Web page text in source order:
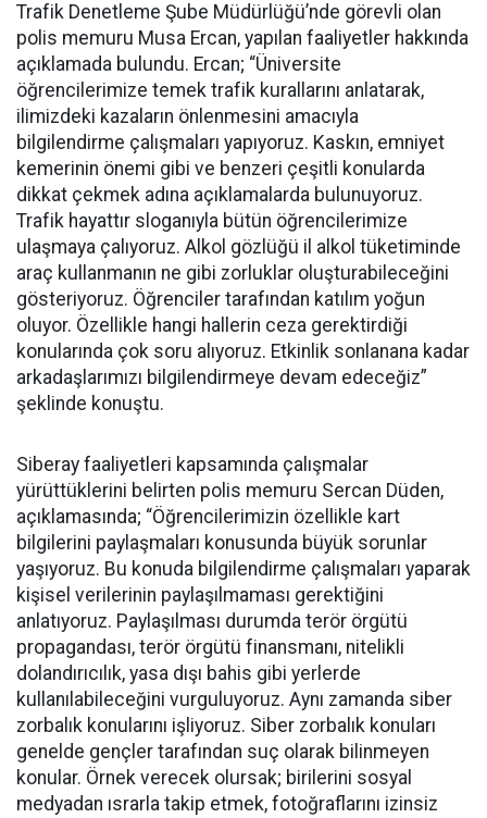
Trafik Denetleme Şube Müdürlüğü’nde görevli olan
polis memuru Musa Ercan, yapılan faaliyetler hakkında
açıklamada bulundu. Ercan; “Üniversite
öğrencilerimize temek trafik kurallarını anlatarak,
ilimizdeki kazaların önlenmesini amacıyla
bilgilendirme çalışmaları yapıyoruz. Kaskın, emniyet
kemerinin önemi gibi ve benzeri çeşitli konularda
dikkat çekmek adına açıklamalarda bulunuyoruz.
Trafik hayattır sloganıyla bütün öğrencilerimize
ulaşmaya çalıyoruz. Alkol gözlüğü il alkol tüketiminde
araç kullanmanın ne gibi zorluklar oluşturabileceğini
gösteriyoruz. Öğrenciler tarafından katılım yoğun
oluyor. Özellikle hangi hallerin ceza gerektirdiği
konularında çok soru alıyoruz. Etkinlik sonlanana kadar
arkadaşlarımızı bilgilendirmeye devam edeceğiz”
şeklinde konuştu.
Siberay faaliyetleri kapsamında çalışmalar
yürüttüklerini belirten polis memuru Sercan Düden,
açıklamasında; “Öğrencilerimizin özellikle kart
bilgilerini paylaşmaları konusunda büyük sorunlar
yaşıyoruz. Bu konuda bilgilendirme çalışmaları yaparak
kişisel verilerinin paylaşılmaması gerektiğini
anlatıyoruz. Paylaşılması durumda terör örgütü
propagandası, terör örgütü finansmanı, nitelikli
dolandırıcılık, yasa dışı bahis gibi yerlerde
kullanılabileceğini vurguluyoruz. Aynı zamanda siber
zorbalık konularını işliyoruz. Siber zorbalık konuları
genelde gençler tarafından suç olarak bilinmeyen
konular. Örnek verecek olursak; birilerini sosyal
medyadan ısrarla takip etmek, fotoğraflarını izinsiz